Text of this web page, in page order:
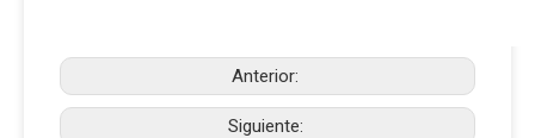
Anterior:
Siguiente: